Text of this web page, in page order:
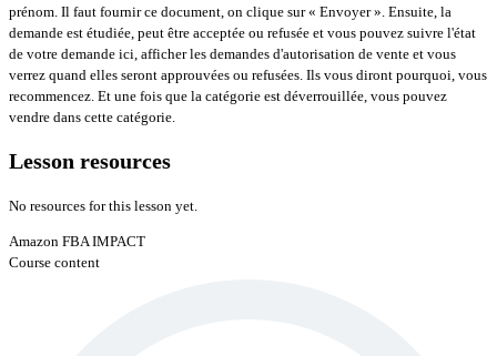
prénom. Il faut fournir ce document, on clique sur « Envoyer ». Ensuite, la
demande est étudiée, peut être acceptée ou refusée et vous pouvez suivre l'état
de votre demande ici, afficher les demandes d'autorisation de vente et vous
verrez quand elles seront approuvées ou refusées. Ils vous diront pourquoi, vous
recommencez. Et une fois que la catégorie est déverrouillée, vous pouvez
vendre dans cette catégorie.
Lesson resources
No resources for this lesson yet.
Amazon FBA IMPACT
Course content